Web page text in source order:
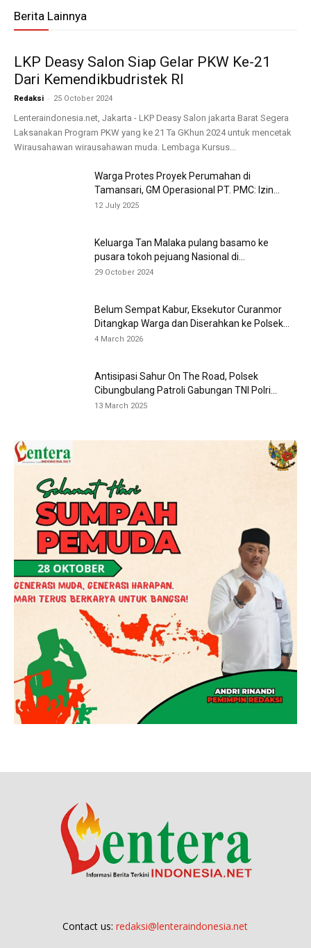
Berita Lainnya
LKP Deasy Salon Siap Gelar PKW Ke-21
Dari Kemendikbudristek RI
Redaksi - 25 October 2024
Lenteraindonesia.net, Jakarta - LKP Deasy Salon jakarta Barat Segera
Laksanakan Program PKW yang ke 21 Ta GKhun 2024 untuk mencetak
Wirausahawan wirausahawan muda. Lembaga Kursus...
Warga Protes Proyek Perumahan di
Tamansari, GM Operasional PT. PMC: Izin...
12 July 2025
Keluarga Tan Malaka pulang basamo ke
pusara tokoh pejuang Nasional di...
29 October 2024
Belum Sempat Kabur, Eksekutor Curanmor
Ditangkap Warga dan Diserahkan ke Polsek...
4 March 2026
Antisipasi Sahur On The Road, Polsek
Cibungbulang Patroli Gabungan TNI Polri...
13 March 2025
Contact us:redaksi@lenteraindonesia.net